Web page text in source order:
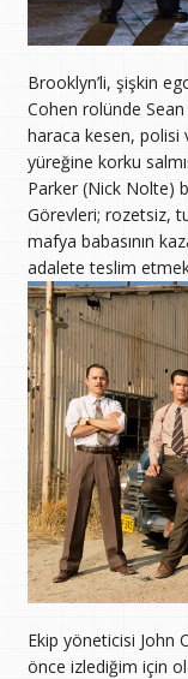
Brooklyn’li, şişkin
Cohen rolünde
haraca kesen, polisi
yüreğine korku
Parker (Nick Nolte)
Görevleri; rozetsiz,
mafya babasının
adalete teslim
Ekip yöneticisi John
önce izlediğim için